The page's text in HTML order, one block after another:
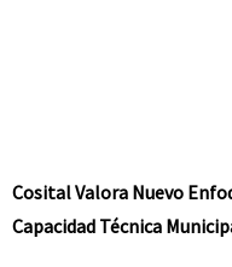
Cosital Valora Nuevo
Capacidad Técnica